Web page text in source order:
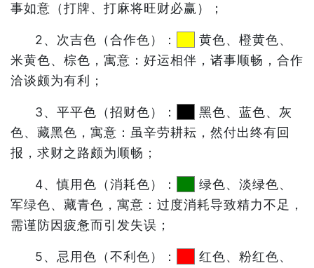
事如意（打牌、打麻将旺财必赢）；
2、次吉色（合作色）：
黄色、橙黄色、
米黄色、棕色，寓意：好运相伴，诸事顺畅，合作
洽谈颇为有利；
3、平平色（招财色）：
黑色、蓝色、灰
色、藏黑色，寓意：虽辛劳耕耘，然付出终有回
报，求财之路颇为顺畅；
4、慎用色（消耗色）：
绿色、淡绿色、
军绿色、藏青色，寓意：过度消耗导致精力不足，
需谨防因疲惫而引发失误；
5、忌用色（不利色）：
红色、粉红色、